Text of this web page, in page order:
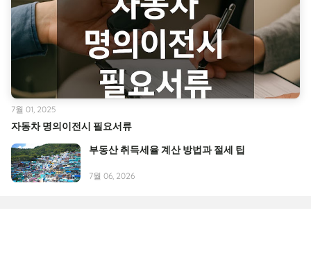
자동차 명의이전시 필요서류
7월 01, 2025
부동산 취득세율 계산 방법과 절세 팁
7월 06, 2026